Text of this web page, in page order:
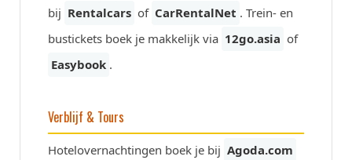
bij Rentalcars of CarRentalNet . Trein- en
bustickets boek je makkelijk via 12go.asia of
Easybook .
Verblijf & Tours
Hotelovernachtingen boek je bij Agoda.com